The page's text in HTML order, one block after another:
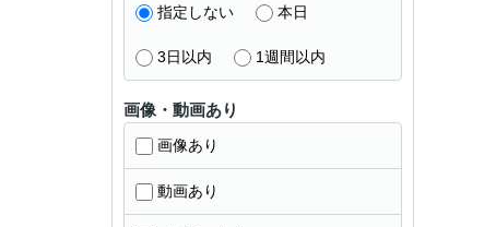
指定しない 本日
3日以内 1週間以内
画像・動画あり
画像あり
動画あり